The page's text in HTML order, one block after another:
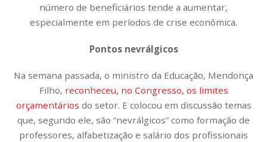
número de beneficiários tende a aumentar,
especialmente em períodos de crise econômica.
Pontos nevrálgicos
Na semana passada, o ministro da Educação, Mendonça
Filho, reconheceu, no Congresso, os limites
orçamentários do setor. E colocou em discussão temas
que, segundo ele, são “nevrálgicos” como formação de
professores, alfabetização e salário dos profissionais